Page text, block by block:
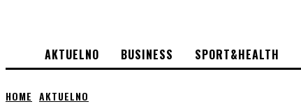
AKTUELNO BUSINESS SPORT&HEALTH
HOME AKTUELNO